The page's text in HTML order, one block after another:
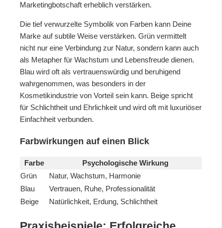
Marketingbotschaft erheblich verstärken.
Die tief verwurzelte Symbolik von Farben kann Deine
Marke auf subtile Weise verstärken. Grün vermittelt
nicht nur eine Verbindung zur Natur, sondern kann auch
als Metapher für Wachstum und Lebensfreude dienen.
Blau wird oft als vertrauenswürdig und beruhigend
wahrgenommen, was besonders in der
Kosmetikindustrie von Vorteil sein kann. Beige spricht
für Schlichtheit und Ehrlichkeit und wird oft mit luxuriöser
Einfachheit verbunden.
Farbwirkungen auf einen Blick
Farbe
Psychologische Wirkung
Grün
Natur, Wachstum, Harmonie
Blau
Vertrauen, Ruhe, Professionalität
Beige
Natürlichkeit, Erdung, Schlichtheit